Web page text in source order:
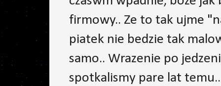
firmowy.. Ze to tak ujme
piatek nie bedzie tak
samo.. Wrazenie po
spotkalismy pare lat